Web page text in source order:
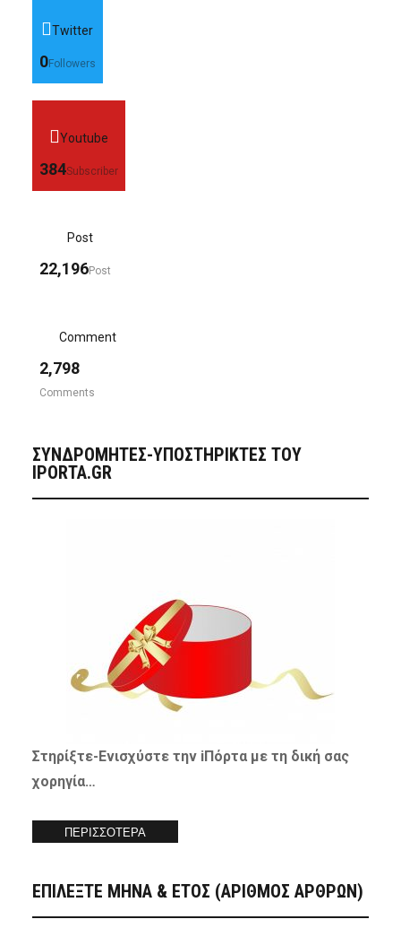
Twitter
0Followers
Youtube
384Subscriber
Post
22,196Post
Comment
2,798
Comments
ΣΥΝΔΡΟΜΗΤΈΣ-ΥΠΟΣΤΗΡΙΚΤΈΣ ΤΟΥ
IPORTA.GR
Στηρίξτε- Ενισχύστετην iΠόρτα με τη δική σας
χορηγία…
ΠΕΡΙΣΣΟΤΕΡΑ
ΕΠΙΛΕΞΤΕ ΜΗΝΑ & ΕΤΟΣ (ΑΡΙΘΜΟΣ ΑΡΘΡΩΝ)